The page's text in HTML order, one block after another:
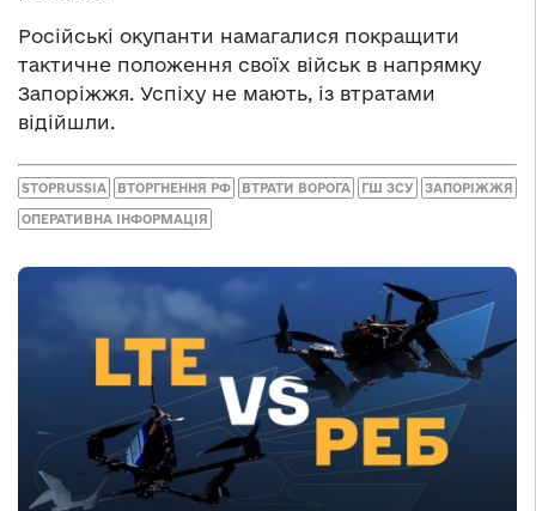
Російські окупанти намагалися покращити
тактичне положення своїх військ в напрямку
Запоріжжя. Успіху не мають, із втратами
відійшли.
STOPRUSSIA ВТОРГНЕННЯ РФ ВТРАТИ ВОРОГА ГШ ЗСУ ЗАПОРІЖЖЯ
ОПЕРАТИВНА ІНФОРМАЦІЯ